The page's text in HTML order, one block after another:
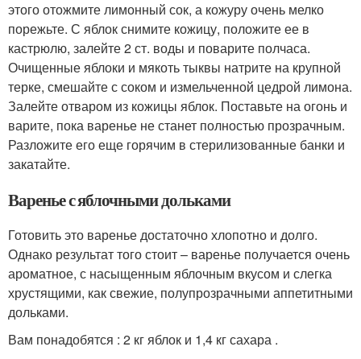
этого отожмите лимонный сок, а кожуру очень мелко
порежьте. С яблок снимите кожицу, положите ее в
кастрюлю, залейте 2 ст. воды и поварите полчаса.
Очищенные яблоки и мякоть тыквы натрите на крупной
терке, смешайте с соком и измельченной цедрой лимона.
Залейте отваром из кожицы яблок. Поставьте на огонь и
варите, пока варенье не станет полностью прозрачным.
Разложите его еще горячим в стерилизованные банки и
закатайте.
Варенье с яблочными дольками
Готовить это варенье достаточно хлопотно и долго.
Однако результат того стоит – варенье получается очень
ароматное, с насыщенным яблочным вкусом и слегка
хрустящими, как свежие, полупрозрачными аппетитными
дольками.
Вам понадобятся : 2 кг яблок и 1,4 кг сахара .